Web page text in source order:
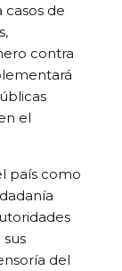
casos de
contra
el
país como
del